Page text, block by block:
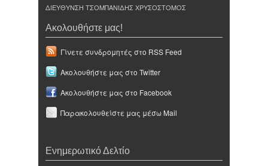
ΔΙΕΥΘΥΝΣΗ ΤΣΟΜΠΑΝΙΔΗΣ ΧΡΥΣΟΣΤΟΜΟΣ
Ακολουθήστε μας!
Γίνετε συνδρομητές στο RSS Feed
Ακολουθήστε μας στο Twitter
Ακολουθήστε μας στο Facebook
Παρακολουθείστε μας μέσω Mail
Ενημερωτικό Δελτίο